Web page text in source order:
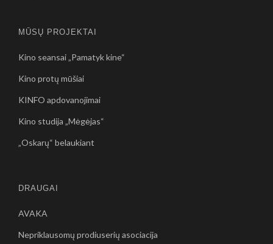
MŪSŲ PROJEKTAI
Kino seansai „Pamatyk kine“
Kino protų mūšiai
KINFO apdovanojimai
Kino studija „Mėgėjas“
„Oskarų“ belaukiant
DRAUGAI
AVAKA
Nepriklausomų prodiuserių asociacija